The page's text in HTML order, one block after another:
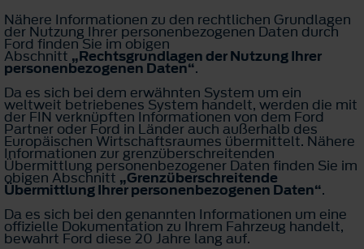
Nähere Informationen zu den rechtlichen Grundlagen
der Nutzung Ihrer personenbezogenen Daten durch
Ford finden Sie im obigen
Abschnitt „Rechtsgrundlagen der Nutzung Ihrer
personenbezogenen Daten“.
Da es sich bei dem erwähnten System um ein
weltweit betriebenes System handelt, werden die mit
der FIN verknüpften Informationen von dem Ford
Partner oder Ford in Länder auch außerhalb des
Europäischen Wirtschaftsraumes übermittelt. Nähere
Informationen zur grenzüberschreitenden
Übermittlung personenbezogener Daten finden Sie im
obigen Abschnitt „Grenzüberschreitende
Übermittlung Ihrer personenbezogenen Daten“.
Da es sich bei den genannten Informationen um eine
offizielle Dokumentation zu Ihrem Fahrzeug handelt,
bewahrt Ford diese 20 Jahre lang auf.